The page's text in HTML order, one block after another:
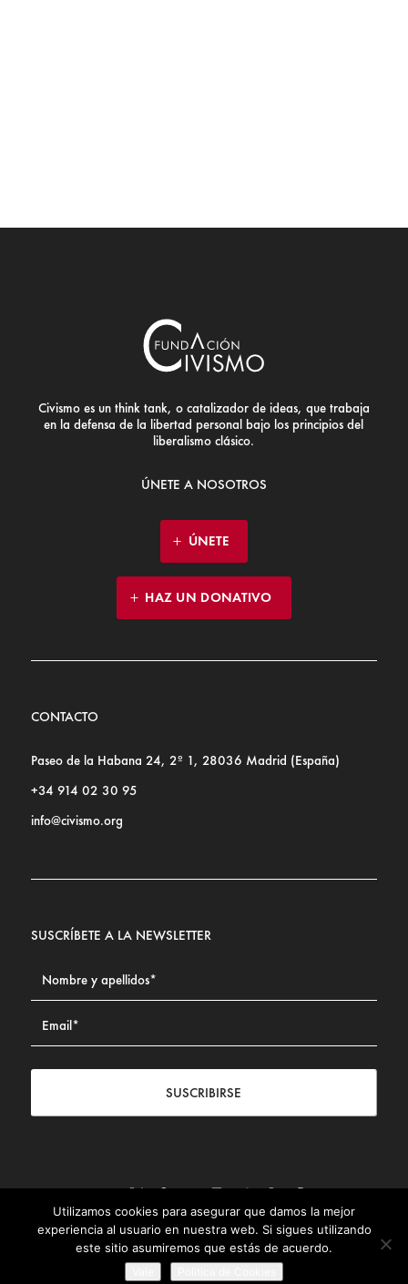
Civismo es un think tank, o catalizador de ideas, que trabaja
en la defensa de la libertad personal bajo los principios del
liberalismo clásico.
ÚNETE A NOSOTROS
ÚNETE
HAZ UN DONATIVO
CONTACTO
Paseo de la Habana 24, 2º 1, 28036 Madrid (España)
+34 914 02 30 95
info@civismo.org
SUSCRÍBETE A LA NEWSLETTER
SUSCRIBIRSE
Contacto | Aviso legal | Política de privacidad | Política de
Cookies
© Fundación Civismo 2025
Utilizamos cookies para asegurar que damos la mejor
experiencia al usuario en nuestra web. Si sigues utilizando
este sitio asumiremos que estás de acuerdo.